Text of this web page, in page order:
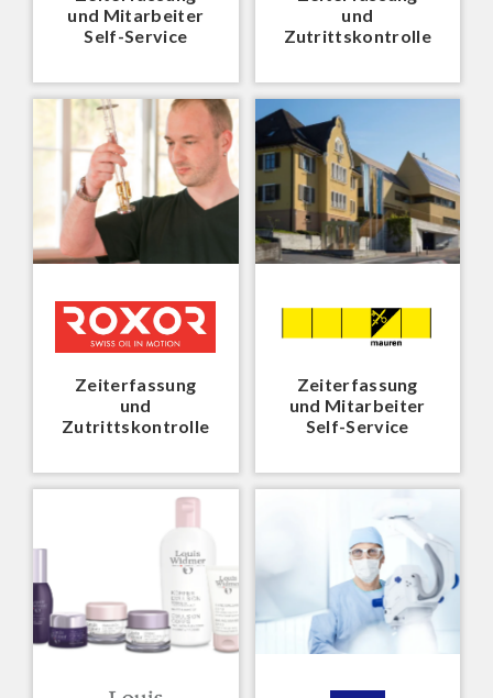
und Mitarbeiter
Self-Service
und
Zutrittskontrolle
Zeiterfassung
und
Zutrittskontrolle
Zeiterfassung
und Mitarbeiter
Self-Service